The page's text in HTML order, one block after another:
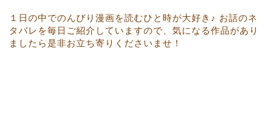
１日の中でのんびり漫画を読むひと時が大好き♪ お話のネ
タバレを毎日ご紹介していますので、気になる作品があり
ましたら是非お立ち寄りくださいませ！